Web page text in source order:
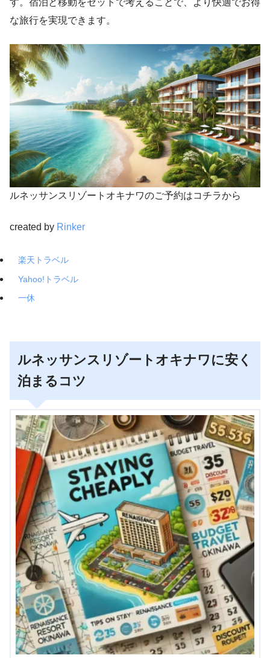
な旅行を実現できます。
ルネッサンスリゾートオキナワのご予約はコチラから
created by Rinker
楽天トラベル
Yahoo!トラベル
一休
ルネッサンスリゾートオキナワに安く
泊まるコツ